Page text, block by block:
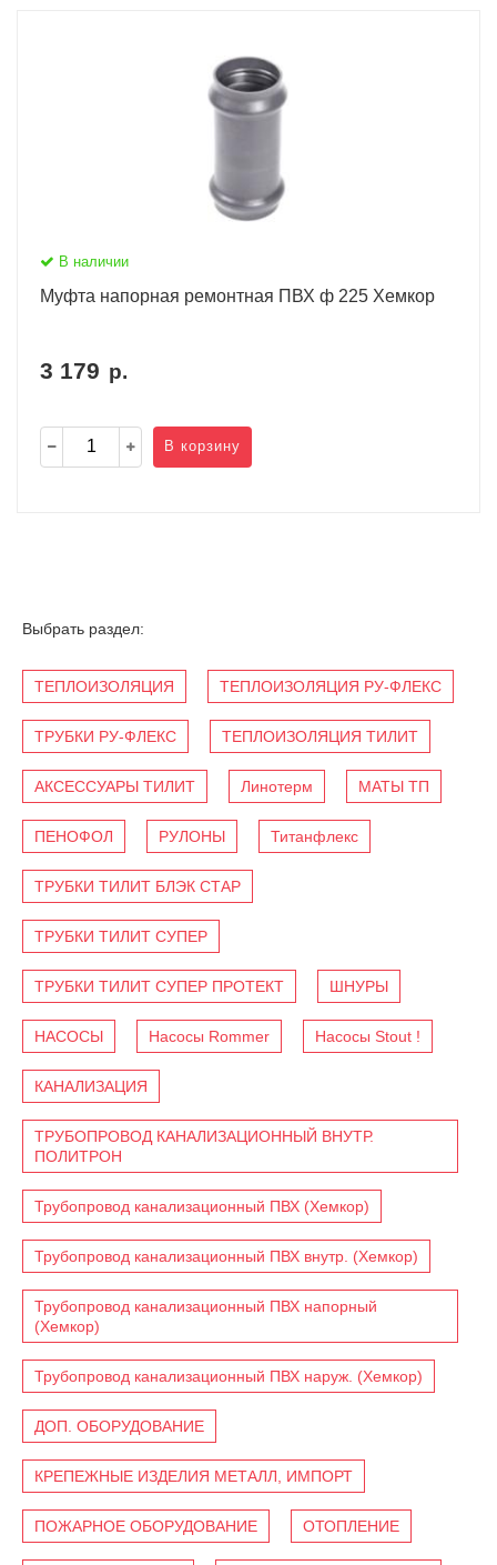
В наличии
Муфта напорная ремонтная ПВХ ф 225 Хемкор
3 179 р.
В корзину
Выбрать раздел:
ТЕПЛОИЗОЛЯЦИЯ ТЕПЛОИЗОЛЯЦИЯ РУ-ФЛЕКС
ТРУБКИ РУ-ФЛЕКС ТЕПЛОИЗОЛЯЦИЯ ТИЛИТ
АКСЕССУАРЫ ТИЛИТ Линотерм МАТЫ ТП
ПЕНОФОЛ РУЛОНЫ Титанфлекс
ТРУБКИ ТИЛИТ БЛЭК СТАР
ТРУБКИ ТИЛИТ СУПЕР
ТРУБКИ ТИЛИТ СУПЕР ПРОТЕКТ ШНУРЫ
НАСОСЫ Насосы Rommer Насосы Stout !
КАНАЛИЗАЦИЯ
ТРУБОПРОВОД КАНАЛИЗАЦИОННЫЙ ВНУТР.
ПОЛИТРОН
Трубопровод канализационный ПВХ (Хемкор)
Трубопровод канализационный ПВХ внутр. (Хемкор)
Трубопровод канализационный ПВХ напорный
(Хемкор)
Трубопровод канализационный ПВХ наруж. (Хемкор)
ДОП. ОБОРУДОВАНИЕ
КРЕПЕЖНЫЕ ИЗДЕЛИЯ МЕТАЛЛ, ИМПОРТ
ПОЖАРНОЕ ОБОРУДОВАНИЕ ОТОПЛЕНИЕ